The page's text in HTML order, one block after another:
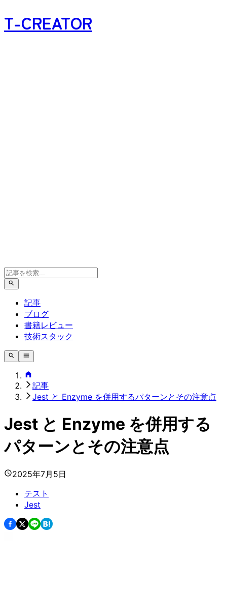
T-CREATOR
記事
ブログ
書籍レビュー
技術スタック
記事
Jest と Enzyme を併用するパターンとその注意点
Jest と Enzyme を併用する
パターンとその注意点
2025年7月5日
テスト
Jest